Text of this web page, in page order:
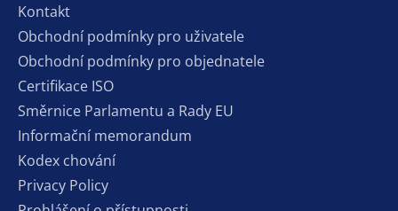
Kontakt
Obchodní podmínky pro uživatele
Obchodní podmínky pro objednatele
Certifikace ISO
Směrnice Parlamentu a Rady EU
Informační memorandum
Kodex chování
Privacy Policy